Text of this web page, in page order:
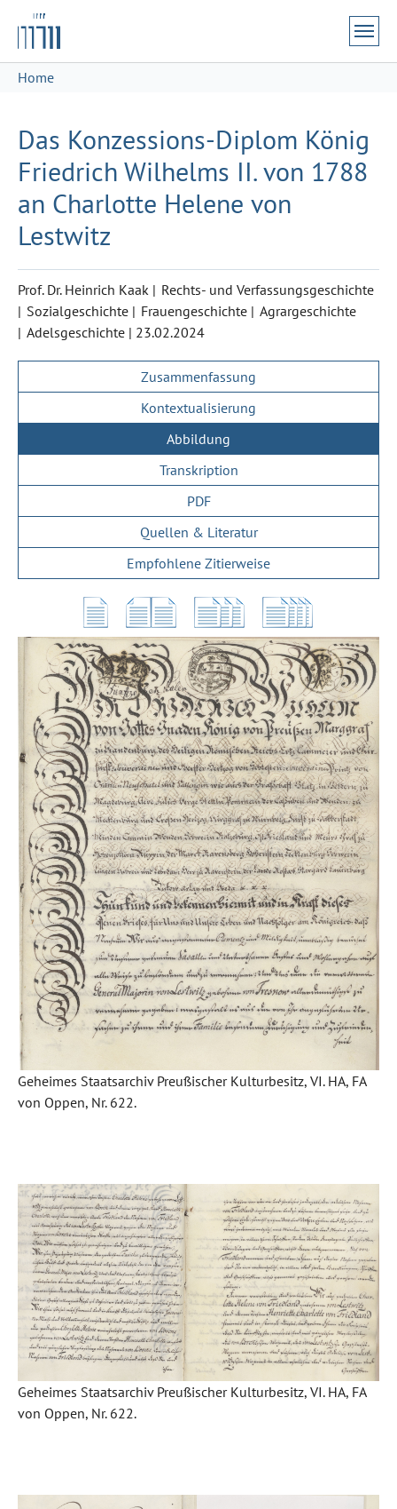
Zum Hauptinhalt springen
Skip to page footer
Sie sind hier:
Home
Das Konzessions-Diplom König
Friedrich Wilhelms II. von 1788
an Charlotte Helene von
Lestwitz
Prof. Dr. Heinrich Kaak
Rechts- und Verfassungsgeschichte
Sozialgeschichte
Frauengeschichte
Agrargeschichte
Adelsgeschichte | 23.02.2024
Zusammenfassung
Kontextualisierung
Abbildung
Transkription
PDF
Quellen & Literatur
Empfohlene Zitierweise
Geheimes Staatsarchiv Preußischer Kulturbesitz, VI. HA, FA
von Oppen, Nr. 622.
Geheimes Staatsarchiv Preußischer Kulturbesitz, VI. HA, FA
von Oppen, Nr. 622.